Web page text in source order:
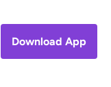
Download App